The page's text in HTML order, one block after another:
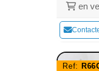
en
Ref: